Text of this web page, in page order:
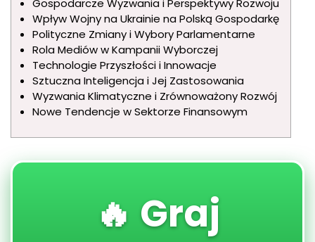
Gospodarcze Wyzwania i Perspektywy Rozwoju
Wpływ Wojny na Ukrainie na Polską Gospodarkę
Polityczne Zmiany i Wybory Parlamentarne
Rola Mediów w Kampanii Wyborczej
Technologie Przyszłości i Innowacje
Sztuczna Inteligencja i Jej Zastosowania
Wyzwania Klimatyczne i Zrównoważony Rozwój
Nowe Tendencje w Sektorze Finansowym
🔥 Graj